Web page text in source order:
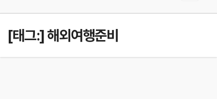
[태그:]해외여행준비